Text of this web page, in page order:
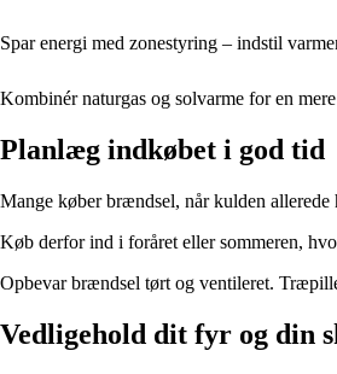
Spar energi med zonestyring – indstil
Kombinér naturgas og solvarme for en
Planlæg indkøbet i god tid
Mange køber brændsel, når kulden
Køb derfor ind i foråret eller sommeren,
Opbevar brændsel tørt og ventileret.
Vedligehold dit fyr og din